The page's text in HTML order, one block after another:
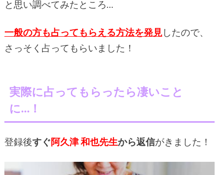
と思い調べてみたところ…
一般の方も占ってもらえる方法を発見したので、
さっそく占ってもらいました！
実際に占ってもらったら凄いこと
に…！
登録後すぐ阿久津 和也先生から返信がきました！